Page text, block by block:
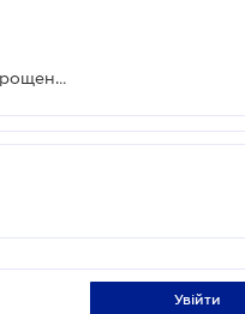
Фермери можуть отримати державне фінансування за спрощеною процедурою
увійти